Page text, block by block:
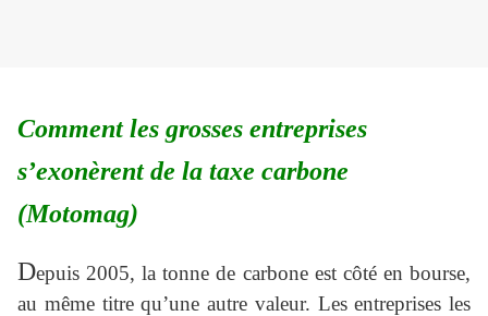
Comment les grosses entreprises
s’exonèrent de la taxe carbone
(Motomag)
Depuis 2005, la tonne de carbone est côté en bourse,
au même titre qu’une autre valeur. Les entreprises les